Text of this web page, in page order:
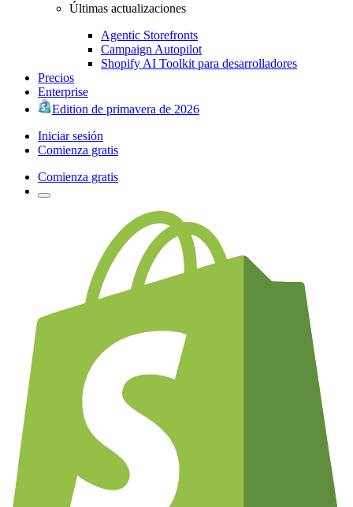
Últimas actualizaciones
Agentic Storefronts
Campaign Autopilot
Shopify AI Toolkit para desarrolladores
Precios
Enterprise
Edition de primavera de 2026
Iniciar sesión
Comienza gratis
Comienza gratis